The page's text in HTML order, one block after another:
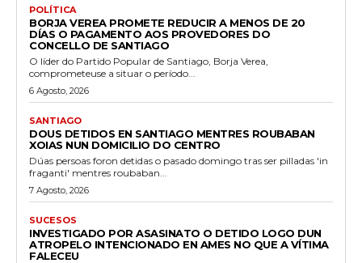
POLÍTICA
BORJA VEREA PROMETE REDUCIR A MENOS DE 20
DÍAS O PAGAMENTO AOS PROVEDORES DO
CONCELLO DE SANTIAGO
O líder do Partido Popular de Santiago, Borja Verea,
comprometeuse a situar o período...
6 Agosto, 2026
SANTIAGO
DOUS DETIDOS EN SANTIAGO MENTRES ROUBABAN
XOIAS NUN DOMICILIO DO CENTRO
Dúas persoas foron detidas o pasado domingo tras ser pilladas 'in
fraganti' mentres roubaban...
7 Agosto, 2026
SUCESOS
INVESTIGADO POR ASASINATO O DETIDO LOGO DUN
ATROPELO INTENCIONADO EN AMES NO QUE A VÍTIMA
FALECEU